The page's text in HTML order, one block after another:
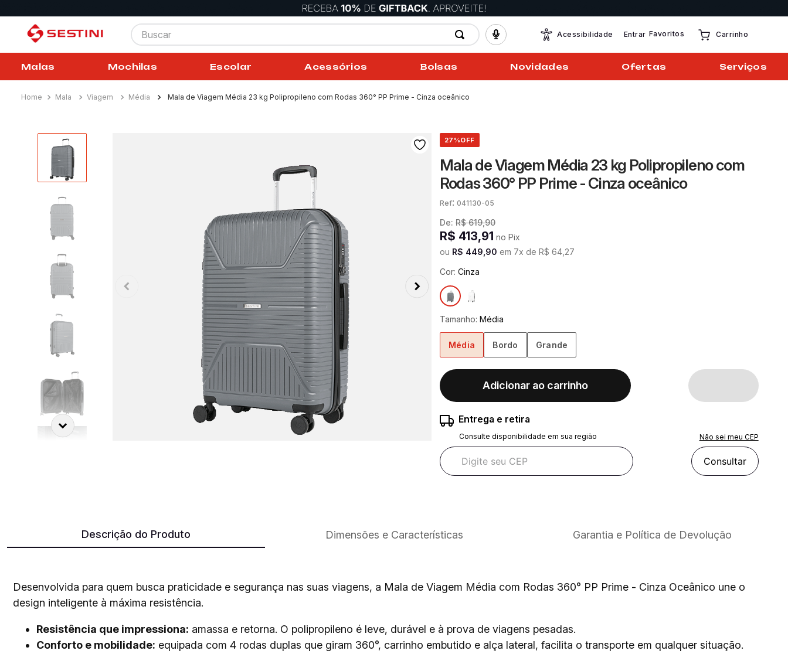
Buscar
Acessibilidade Entrar Favoritos Carrinho
Malas Mochilas Escolar Acessórios Bolsas Novidades Ofertas Serviços
Mala Viagem Média Mala de Viagem Média 23 kg Polipropileno com Rodas 360° PP Prime - Cinza oceânico
27%OFF
Mala de Viagem Média 23 kg Polipropileno com
Rodas 360° PP Prime - Cinza oceânico
: 041130-05
De: R$ 619,90
R$ 413,91 no Pix
ou R$ 449 90 em 7x de R$ 64, 27
Cor: Cinza
Tamanho: Média
Média Bordo Grande
Adicionar ao carrinho
Entrega e retira
Consulte disponibilidade em sua região Não sei meu CEP
Consultar
Descrição do Produto Dimensões e Características Garantia e Política de Devolução
Desenvolvida para quem busca praticidade e segurança nas suas viagens, a Mala de Viagem Média com Rodas 360° PP Prime - Cinza Oceânico une o
design inteligente à máxima resistência.
Resistência que impressiona: amassa e retorna. O polipropileno é leve, durável e à prova de viagens pesadas.
Conforto e mobilidade: equipada com 4 rodas duplas que giram 360°, carrinho embutido e alça lateral, facilita o transporte em qualquer situação.